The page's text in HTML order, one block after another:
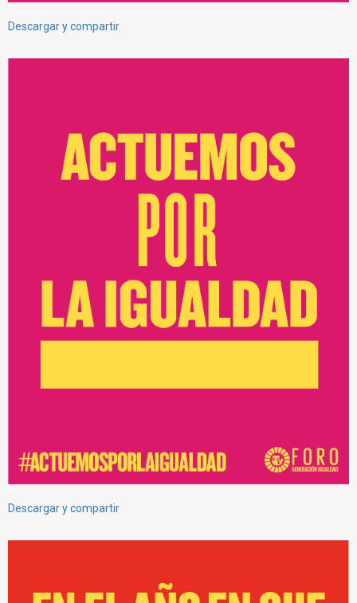
Descargar y compartir
Descargar y compartir